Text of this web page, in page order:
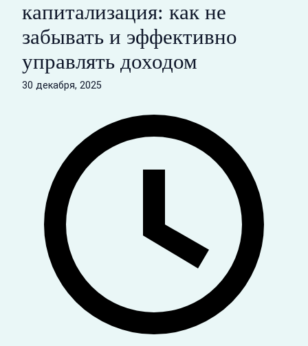
капитализация: как не
забывать и эффективно
управлять доходом
30 декабря, 2025